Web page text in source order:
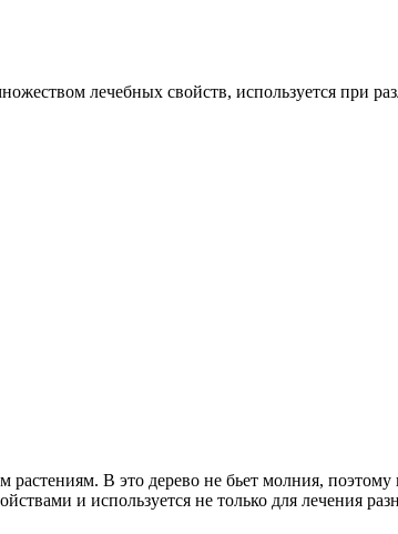
лечебных свойств, используется при
В это дерево не бьет молния, поэтому
и используется не только для лечения